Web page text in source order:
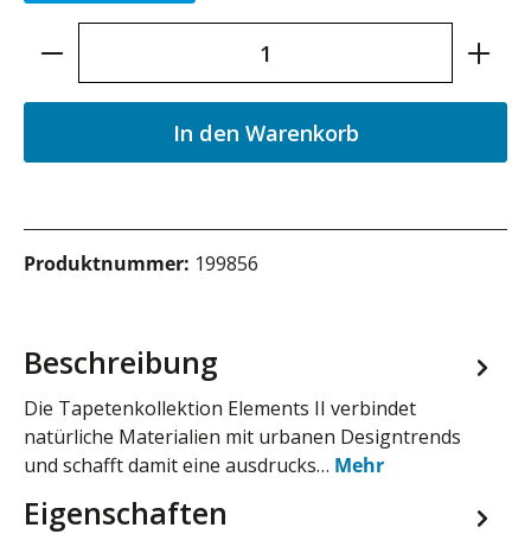
Produkt Anzahl: Gib den gewünschten
In den Warenkorb
Produktnummer: 199856
Beschreibung
Die Tapetenkollektion Elements II verbindet
natürliche Materialien mit urbanen Designtrends
und schafft damit eine ausdrucks… Mehr
Eigenschaften